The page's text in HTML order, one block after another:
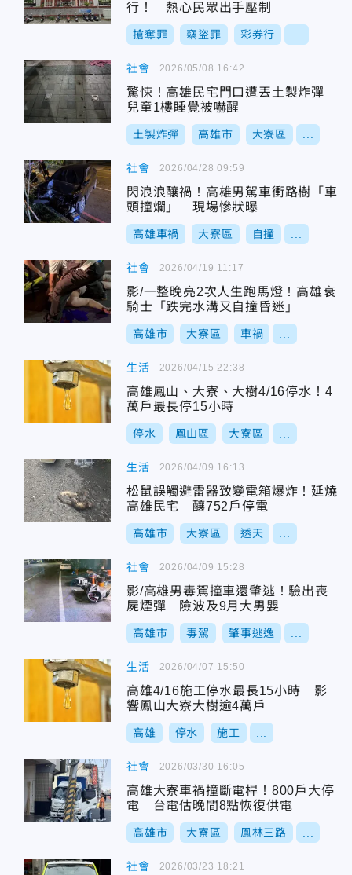
行！ 熱心民眾出手壓制
搶奪罪 竊盜罪 彩券行
社會
驚悚！高雄民宅門口遭丟土製炸彈
兒童1樓睡覺被嚇醒
土製炸彈 高雄市 大寮區
2026/05/08 16:42
社會
閃浪浪釀禍！高雄男駕車衝路樹「車
頭撞爛」 現場慘狀曝
高雄車禍 大寮區 自撞
2026/04/28 09:59
社會
影/一整晚亮2次人生跑馬燈！高雄衰
騎士「跌完水溝又自撞昏迷」
高雄市 大寮區 車禍
2026/04/19 11:17
生活
高雄鳳山、大寮、大樹4/16停水！4
萬戶最長停15小時
停水 鳳山區 大寮區
2026/04/15 22:38
生活
松鼠誤觸避雷器致變電箱爆炸！延燒
高雄民宅 釀752戶停電
高雄市 大寮區 透天
2026/04/09 16:13
社會
影/高雄男毒駕撞車還肇逃！驗出喪
屍煙彈 險波及9月大男嬰
高雄市 毒駕 肇事逃逸
2026/04/09 15:28
生活
高雄4/16施工停水最長15小時 影
響鳳山大寮大樹逾4萬戶
高雄 停水 施工
2026/04/07 15:50
社會
高雄大寮車禍撞斷電桿！800戶大停
電 台電估晚間8點恢復供電
高雄市 大寮區 鳳林三路
2026/03/30 16:05
社會 2026/03/23 18:21